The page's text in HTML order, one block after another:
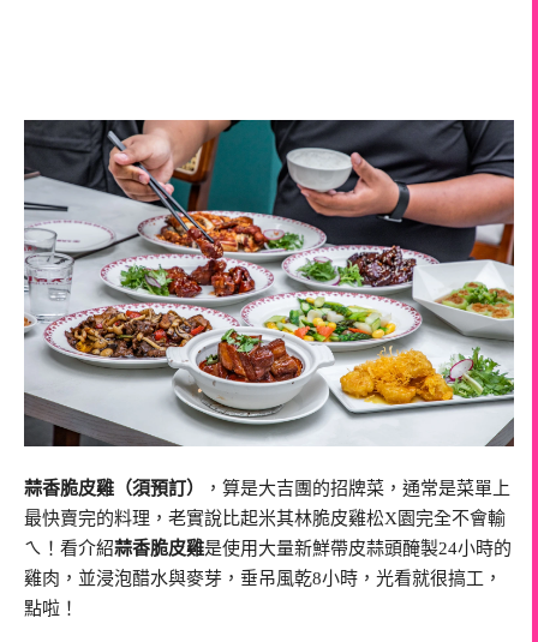
蒜香脆皮雞（須預訂）
，算是大吉團的招牌菜，通常是菜單上
最快賣完的料理，老實說比起米其林脆皮雞松X園完全不會輸
ㄟ！看介紹蒜香脆皮雞是使用大量新鮮帶皮蒜頭醃製24小時的
雞肉，並浸泡醋水與麥芽，垂吊風乾8小時，光看就很搞工，
點啦！